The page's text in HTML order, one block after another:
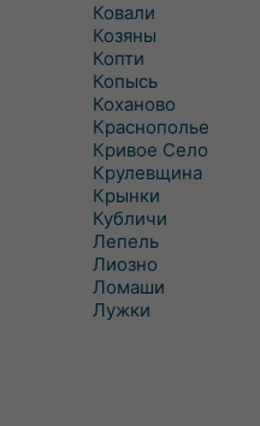
Ковали
Козяны
Копти
Копысь
Коханово
Краснополье
Кривое Село
Крулевщина
Крынки
Кубличи
Лепель
Лиозно
Ломаши
Лужки